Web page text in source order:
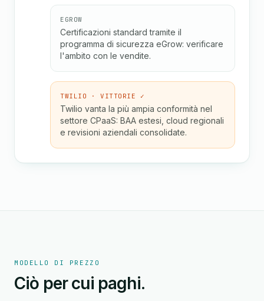
EGROW
Certificazioni standard tramite il
programma di sicurezza eGrow: verificare
l'ambito con le vendite.
TWILIO · VITTORIE ✓
Twilio vanta la più ampia conformità nel
settore CPaaS: BAA estesi, cloud regionali
e revisioni aziendali consolidate.
MODELLO DI PREZZO
Ciò per cui paghi.